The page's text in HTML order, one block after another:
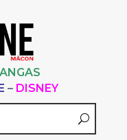
– DISNEY